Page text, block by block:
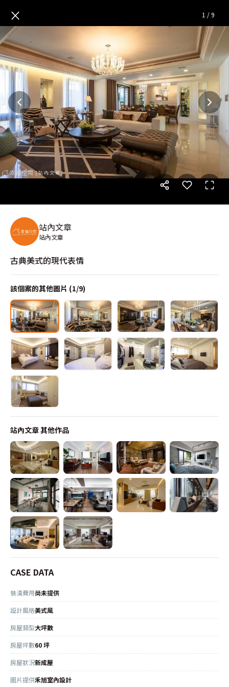
古典美式的現代表情 — 完整照
× 1 /9
站內文章
站內文章
古典美式的現代表情
該個案的其他圖片 (1/9)
站內文章其他作品
CASE DATA
裝潢費用尚未提供
設計風格美式風
房屋類型大坪數
房屋坪數60 坪
房屋狀況新成屋
圖片提供禾旭室內設計